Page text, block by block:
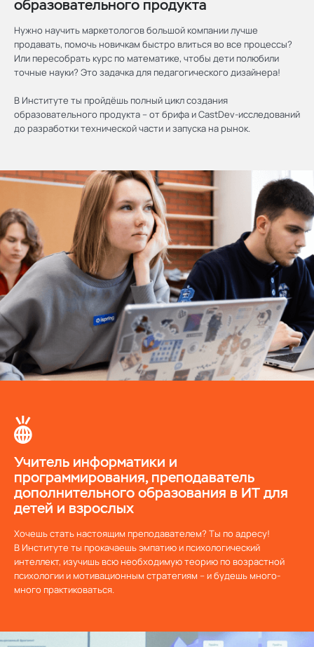
образовательного продукта
Нужно научить маркетологов большой компании лучше
продавать, помочь новичкам быстро влиться во все процессы?
Или пересобрать курс по математике, чтобы дети полюбили
точные науки? Это задачка для педагогического дизайнера!
В Институте ты пройдёшь полный цикл создания
образовательного продукта – от брифа и CastDev-исследований
до разработки технической части и запуска на рынок.
Учитель информатики и
программирования, преподаватель
дополнительного образования в ИТ для
детей и взрослых
Хочешь стать настоящим преподавателем? Ты по адресу!
В Институте ты прокачаешь эмпатию и психологический
интеллект, изучишь всю необходимую теорию по возрастной
психологии и мотивационным стратегиям – и будешь много-
много практиковаться.